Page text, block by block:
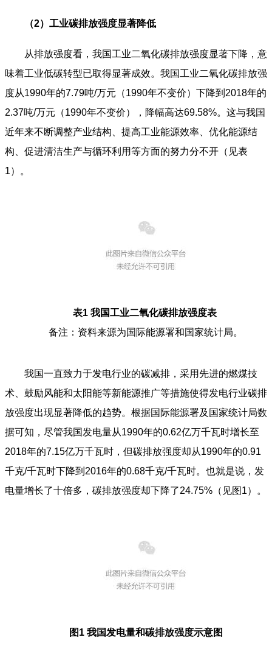
（2）工业碳排放强度显著降低
从排放强度看，我国工业二氧化碳排放强度显著下降，意
味着工业低碳转型已取得显著成效。我国工业二氧化碳排放强
度从1990年的7.79吨/万元（1990年不变价）下降到2018年的
2.37吨/万元（1990年不变价），降幅高达69.58%。这与我国
近年来不断调整产业结构、提高工业能源效率、优化能源结
构、促进清洁生产与循环利用等方面的努力分不开（见表
1）。
表1 我国工业二氧化碳排放强度表
备注：资料来源为国际能源署和国家统计局。
我国一直致力于发电行业的碳减排，采用先进的燃煤技
术、鼓励风能和太阳能等新能源推广等措施使得发电行业碳排
放强度出现显著降低的趋势。根据国际能源署及国家统计局数
据可知，尽管我国发电量从1990年的0.62亿万千瓦时增长至
2018年的7.15亿万千瓦时，但碳排放强度却从1990年的0.91
千克/千瓦时下降到2016年的0.68千克/千瓦时。也就是说，发
电量增长了十倍多，碳排放强度却下降了24.75%（见图1）。
图1 我国发电量和碳排放强度示意图